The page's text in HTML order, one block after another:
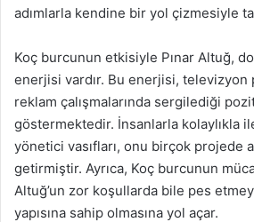
adımlarla kendine bir yol çizmesiyle
Koç burcunun etkisiyle Pınar Altuğ,
enerjisi vardır. Bu enerjisi,
reklam çalışmalarında sergilediği
göstermektedir. İnsanlarla kolaylıkla
yönetici vasıfları, onu birçok projede
getirmiştir. Ayrıca, Koç burcunun
Altuğ’un zor koşullarda bile pes
yapısına sahip olmasına yol açar.